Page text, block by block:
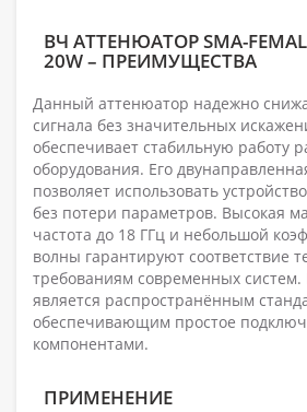
ВЧ АТТЕНЮАТОР SMA-
20W – ПРЕИМУЩЕСТВА
Данный аттенюатор надежно
сигнала без значительных
обеспечивает стабильную работу
оборудования. Его
позволяет использовать
без потери параметров. Высокая
частота до 18 ГГц и небольшой
волны гарантируют соответствие
требованиям современных систем.
является распространённым
обеспечивающим простое
компонентами.
ПРИМЕНЕНИЕ